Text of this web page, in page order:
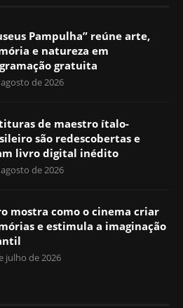
Pampulha” reúne arte,
e natureza em
gratuita
de 2026
de maestro ítalo-
são redescobertas e
livro digital inédito
de 2026
mostra como o cinema criar
e estimula a imaginação
julho de 2026